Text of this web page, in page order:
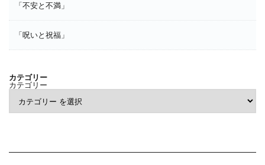
「不安と不満」
「呪いと祝福」
カテゴリー
カテゴリー